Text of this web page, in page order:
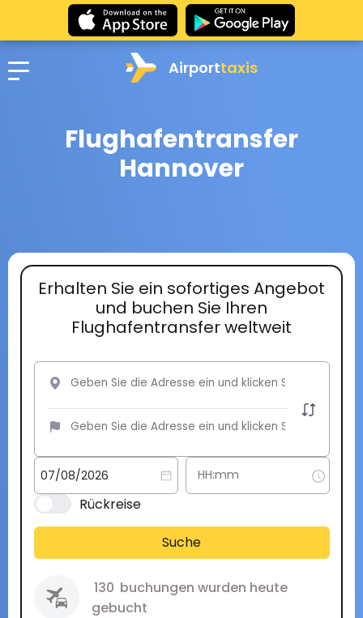
Airporttaxis
Flughafentransfer
Hannover
Erhalten Sie ein sofortiges Angebot
und buchen Sie Ihren
Flughafentransfer weltweit
Rückreise
Suche
130 buchungen wurden heute
gebucht